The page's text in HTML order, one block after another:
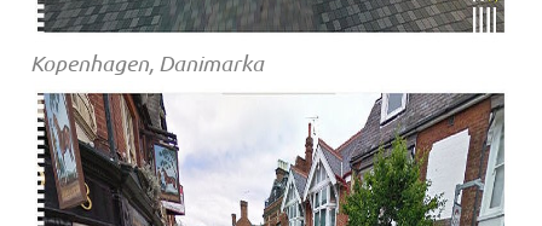
Kopenhagen, Danimarka